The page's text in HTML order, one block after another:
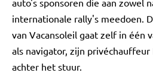
auto's sponsoren die aan zowel
internationale rally's meedoen.
van Vacansoleil gaat zelf in één
als navigator, zijn
achter het stuur.